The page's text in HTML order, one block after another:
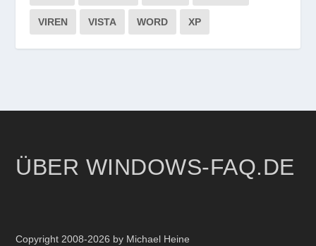
VIREN VISTA WORD XP
ÜBER WINDOWS-FAQ.DE
Copyright 2008-2026 by Michael Heine